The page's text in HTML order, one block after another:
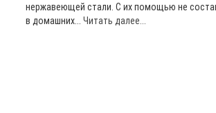
нержавеющей стали. С их помощью не
в домашних... Читать далее...